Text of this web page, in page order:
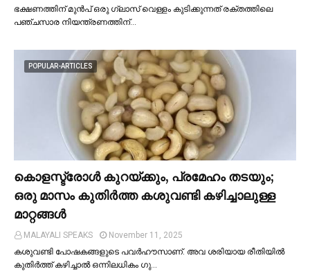
ഭക്ഷണത്തിന് മുന്‍പ് ഒരു ഗ്ലാസ് വെള്ളം കുടിക്കുന്നത് രക്തത്തിലെ
പഞ്ചസാര നിയന്ത്രണത്തിന്…
POPULAR-ARTICLES
കൊളസ്ട്രോള്‍ കുറയ്ക്കും, പ്രമേഹം തടയും;
ഒരു മാസം കുതിര്‍ത്ത കശുവണ്ടി കഴിച്ചാലുള്ള
മാറ്റങ്ങള്‍
MALAYALI SPEAKS
November 11, 2025
കശുവണ്ടി പോഷകങ്ങളുടെ പവർഹൗസാണ്. അവ ശരിയായ രീതിയില്‍
കുതിർത്ത് കഴിച്ചാല്‍ ഒന്നിലധികം ഗു…